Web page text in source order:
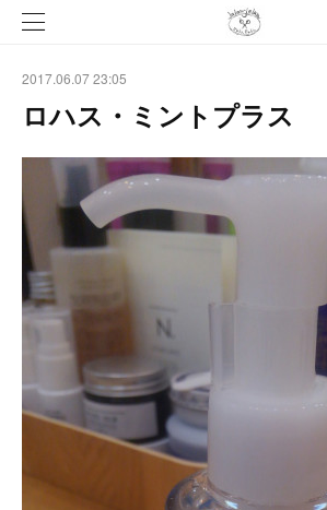
2017.06.07 23:05
ロハス・ミントプラス